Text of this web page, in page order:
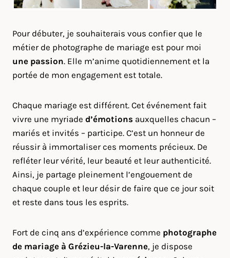
Pour débuter, je souhaiterais vous confier que le
métier de photographe de mariage est pour moi
une passion. Elle m’anime quotidiennement et la
portée de mon engagement est totale.
Chaque mariage est différent. Cet événement fait
vivre une myriade d’émotions auxquelles chacun –
mariés et invités – participe. C’est un honneur de
réussir à immortaliser ces moments précieux. De
refléter leur vérité, leur beauté et leur authenticité.
Ainsi, je partage pleinement l’engouement de
chaque couple et leur désir de faire que ce jour soit
et reste dans tous les esprits.
Fort de cinq ans d’expérience comme photographe
de mariage à Grézieu-la-Varenne, je dispose